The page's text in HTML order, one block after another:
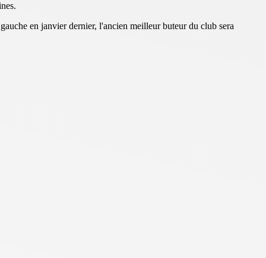
en janvier dernier, l'ancien meilleur buteur du club sera